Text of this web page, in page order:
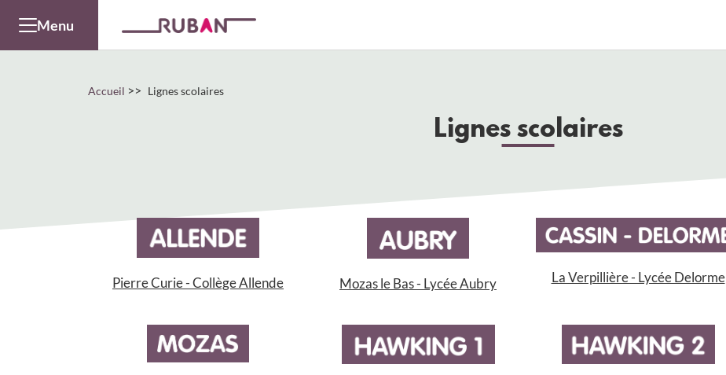
Menu
Accueil >> Lignes scolaires
Lignes scolaires
Pierre Curie - Collège Allende Mozas le Bas - Lycée Aubry La Verpillière - Lycée Delorme